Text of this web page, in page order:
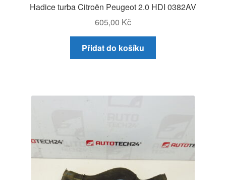
Hadice turba Citroën Peugeot 2.0 HDI 0382AV
605,00 Kč
Přidat do košíku